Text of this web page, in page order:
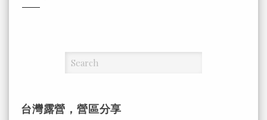
台灣露營，營區分享